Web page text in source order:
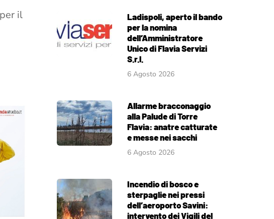
il
Ladispoli, aperto il bando
per la nomina
dell’Amministratore
Unico di Flavia Servizi
S.r.l.
6 Agosto 2026
Allarme bracconaggio
alla Palude di Torre
Flavia: anatre catturate
e messe nei sacchi
6 Agosto 2026
Incendio di bosco e
sterpaglie nei pressi
dell’aeroporto Savini:
intervento dei Vigili del